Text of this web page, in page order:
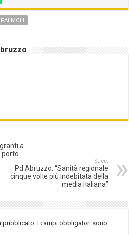
PALMOLI
a
porto
Succ.
Pd Abruzzo: “Sanità regionale
cinque volte più indebitata della
media italiana”
pubblicato. I campi obbligatori sono